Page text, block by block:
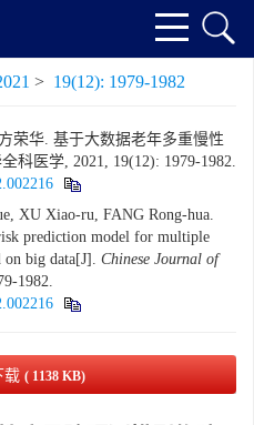
> 19(12): 1979-1982
荣华. 基于大数据老年多重慢性
科医学, 2021, 19(12): 1979-1982.
XU Xiao-ru, FANG Rong-hua.
prediction model for multiple
on big data[J]. Chinese Journal of
1982.
载 ( 1138 KB)